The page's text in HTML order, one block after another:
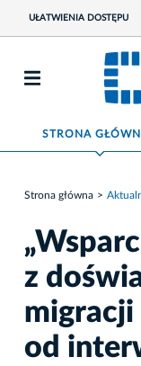
UŁATWIENIA DOSTĘPU
STRONA
Strona główna
z
migracji
od